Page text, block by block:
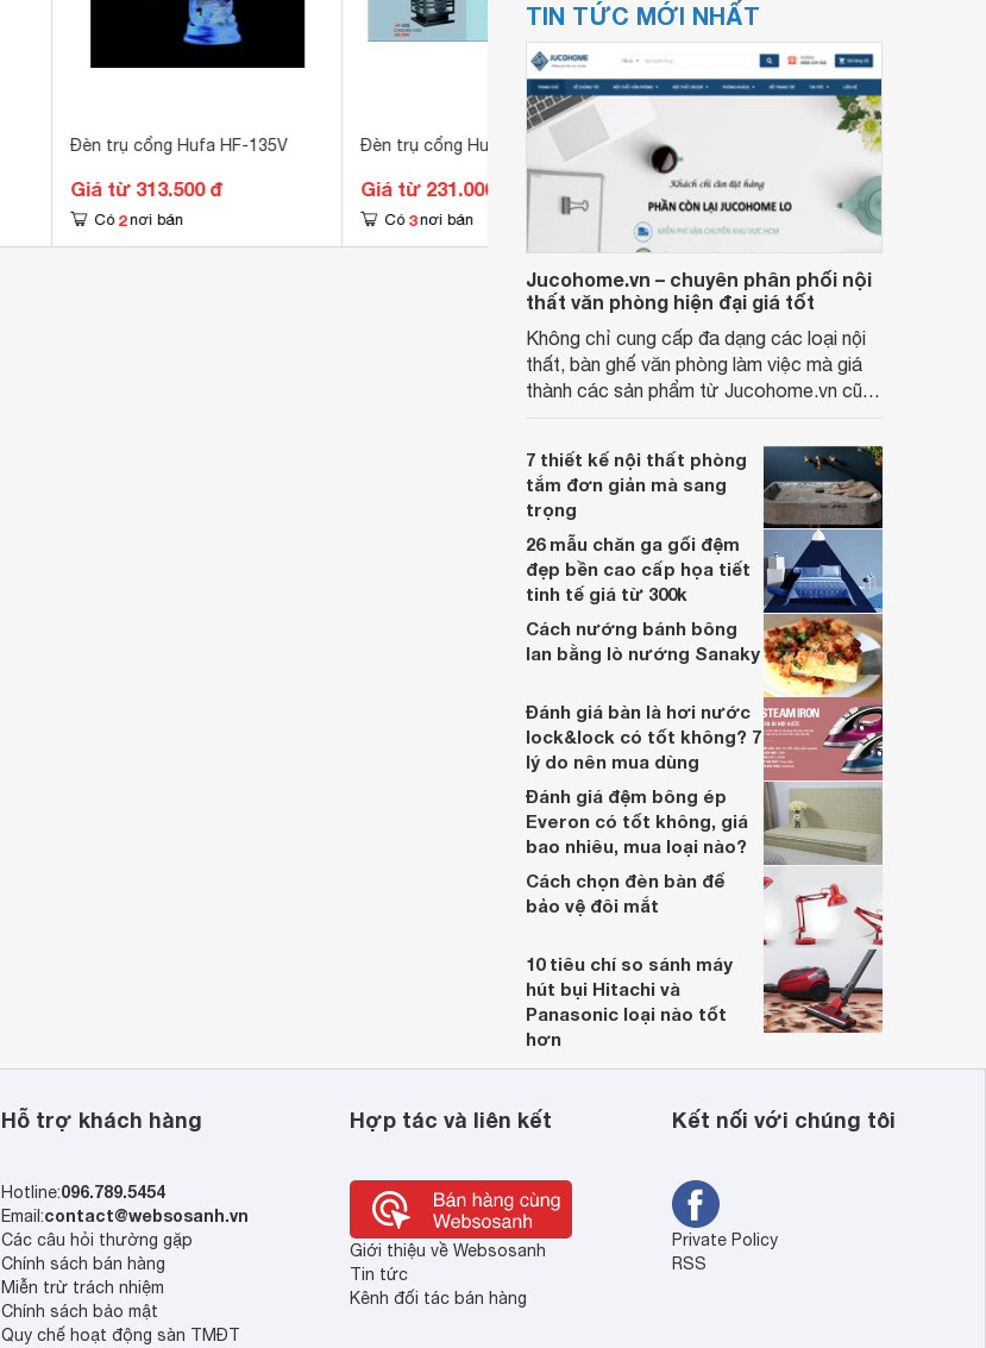
Đèn trụ cổng Hufa HF-135V
Giá từ 313.500 đ
Có 2 nơi bán
Đèn trụ cổng Hufa HF-05B
Giá từ 231.000 đ
Có 3 nơi bán
Đèn trụ cổng Hufa HF-03E
Giá từ 363.000 đ
nơi bán
TIN TỨC MỚI NHẤT
Jucohome.vn – chuyên phân phối nội
thất văn phòng hiện đại giá tốt
Không chỉ cung cấp đa dạng các loại nội
thất, bàn ghế văn phòng làm việc mà giá
thành các sản phẩm từ Jucohome.vn cũng
7 thiết kế nội thất phòng
tắm đơn giản mà sang
trọng
26 mẫu chăn ga gối đệm
đẹp bền cao cấp họa tiết
tinh tế giá từ 300k
Cách nướng bánh bông
lan bằng lò nướng Sanaky
Đánh giá bàn là hơi nước
lock&lock có tốt không? 7
lý do nên mua dùng
Đánh giá đệm bông ép
Everon có tốt không, giá
bao nhiêu, mua loại nào?
Cách chọn đèn bàn để
bảo vệ đôi mắt
10 tiêu chí so sánh máy
hút bụi Hitachi và
Panasonic loại nào tốt
hơn
Hỗ trợ khách hàng
Hotline:096.789.5454
Email:contact@websosanh.vn
Các câu hỏi thường gặp
Chính sách bán hàng
Miễn trừ trách nhiệm
Chính sách bảo mật
Quy chế hoạt động sàn TMĐT
Hợp tác và liên kết
Giới thiệu về Websosanh
Tin tức
Kênh đối tác bán hàng
Kết nối với chúng tôi
Private Policy
RSS